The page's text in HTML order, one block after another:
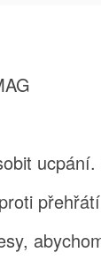
ucpání.